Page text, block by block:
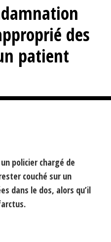
des
patient
policier chargé de
couché sur un
dans le dos, alors qu’il